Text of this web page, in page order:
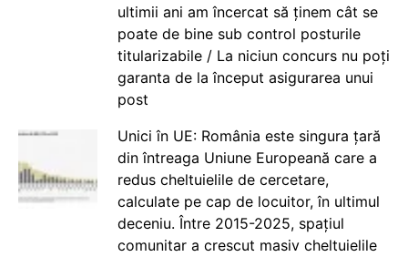
ultimii ani am încercat să ținem cât se
poate de bine sub control posturile
titularizabile / La niciun concurs nu poți
garanta de la început asigurarea unui
post
Unici în UE: România este singura țară
din întreaga Uniune Europeană care a
redus cheltuielile de cercetare,
calculate pe cap de locuitor, în ultimul
deceniu. Între 2015-2025, spațiul
comunitar a crescut masiv cheltuielile